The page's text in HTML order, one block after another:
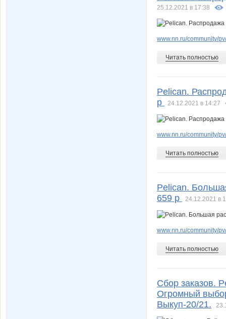
25.12.2021 в 17:38
www.nn.ru/community/
Читать полностью
Pelican.
р
24.12.2021 в 14:27
www.nn.ru/community/
Читать полностью
Pelican.
659 р
24.12.2021 в
www.nn.ru/community/
Читать полностью
Сбор заказов.
Огромный
Выкуп-20/21.